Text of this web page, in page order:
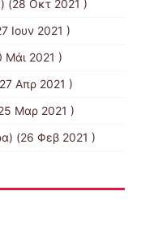
(28 Οκτ 2021 )
Ιουν 2021 )
Μάι 2021 )
Απρ 2021 )
Μαρ 2021 )
(26 Φεβ 2021 )